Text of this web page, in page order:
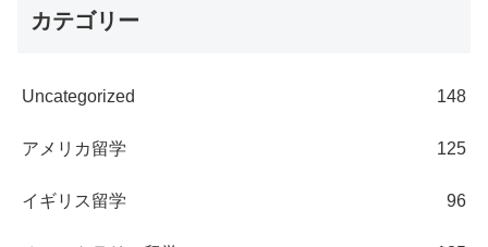
カテゴリー
Uncategorized 148
アメリカ留学 125
イギリス留学 96